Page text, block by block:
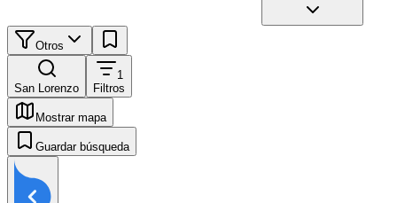
Otros
San Lorenzo
1
Filtros
Mostrar mapa
Guardar búsqueda